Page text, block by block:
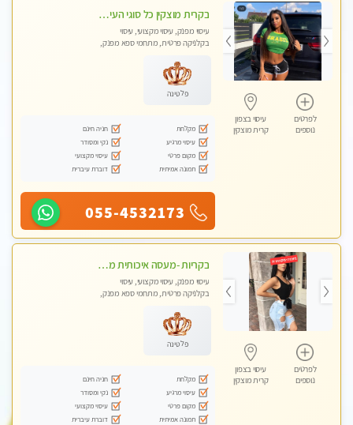
לפרטים
נוספים
עיסוי בצפון
קרית מוצקין
בקרית מוצקין כל סוגי העיסויים מעסה מקצועית ואיכותית פרטי!!!
עיסוי מפנק, עיסוי מקצועי, עיסוי
בקלניקה פרטית, מתחמי ספא מפנק,
פלטינה
מקלחת
חניה חינם
עיסוי מרגיע
נקי ומסודר
מקום פרטי
עיסוי מקצועי
תמונה אמיתית
דוברת עיברית
055-4532173
לפרטים
נוספים
עיסוי בצפון
קרית מוצקין
בקריות -מעסה איכותית מקצועית ומפנקת
עיסוי מפנק, עיסוי מקצועי, עיסוי
בקלניקה פרטית, מתחמי ספא מפנק,
פלטינה
מקלחת
חניה חינם
עיסוי מרגיע
נקי ומסודר
מקום פרטי
עיסוי מקצועי
תמונה אמיתית
דוברת עיברית